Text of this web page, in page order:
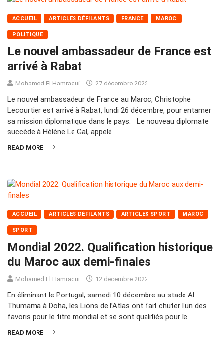
ACCUEIL ARTICLES DÉFILANTS FRANCE MAROC
POLITIQUE
Le nouvel ambassadeur de France est
arrivé à Rabat
Mohamed El Hamraoui 27 décembre 2022
Le nouvel ambassadeur de France au Maroc, Christophe
Lecourtier est arrivé à Rabat, lundi 26 décembre, pour entamer
sa mission diplomatique dans le pays. Le nouveau diplomate
succède à Hélène Le Gal, appelé
READ MORE
ACCUEIL ARTICLES DÉFILANTS ARTICLES SPORT MAROC
SPORT
Mondial 2022. Qualification historique
du Maroc aux demi-finales
Mohamed El Hamraoui 12 décembre 2022
En éliminant le Portugal, samedi 10 décembre au stade Al
Thumama à Doha, les Lions de l’Atlas ont fait chuter l’un des
favoris pour le titre mondial et se sont qualifiés pour le
READ MORE